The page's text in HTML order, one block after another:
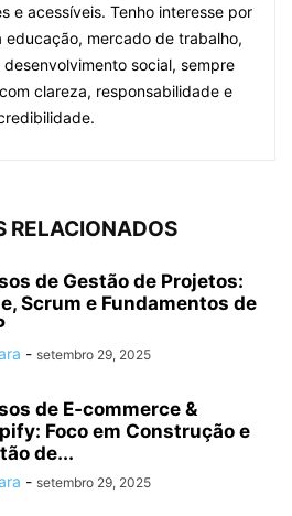
e acessíveis. Tenho interesse por
educação, mercado de trabalho,
social, sempre
clareza, responsabilidade e
RELACIONADOS
de Gestão de Projetos:
Scrum e Fundamentos de
- setembro 29, 2025
de E‑commerce &
Foco em Construção e
de...
- setembro 29, 2025